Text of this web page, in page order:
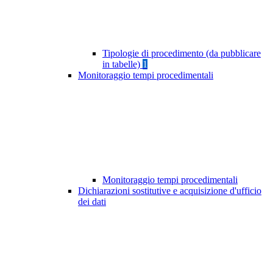
Tipologie di procedimento (da pubblicare
in tabelle) 1
Monitoraggio tempi procedimentali
Monitoraggio tempi procedimentali
Dichiarazioni sostitutive e acquisizione d'ufficio
dei dati